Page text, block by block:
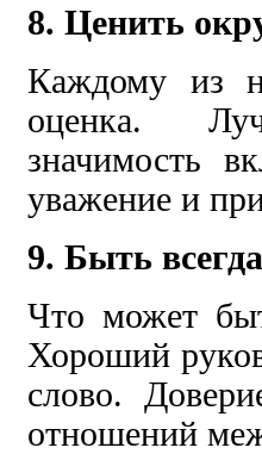
8. Ценить
Каждому из
оценка.
значимость
уважение и
9. Быть
Что может
Хороший
слово.
отношений